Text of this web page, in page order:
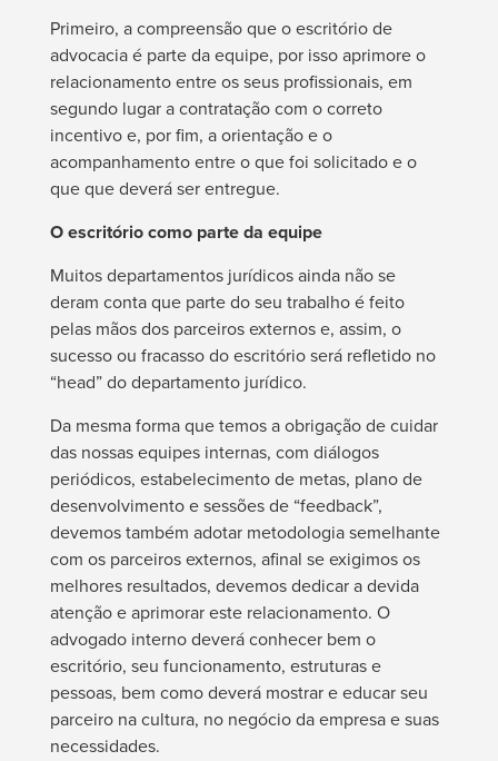
Primeiro, a compreensão que o escritório de
advocacia é parte da equipe, por isso aprimore o
relacionamento entre os seus profissionais, em
segundo lugar a contratação com o correto
incentivo e, por fim, a orientação e o
acompanhamento entre o que foi solicitado e o
que que deverá ser entregue.
O escritório como parte da equipe
Muitos departamentos jurídicos ainda não se
deram conta que parte do seu trabalho é feito
pelas mãos dos parceiros externos e, assim, o
sucesso ou fracasso do escritório será refletido no
“head” do departamento jurídico.
Da mesma forma que temos a obrigação de cuidar
das nossas equipes internas, com diálogos
periódicos, estabelecimento de metas, plano de
desenvolvimento e sessões de “feedback”,
devemos também adotar metodologia semelhante
com os parceiros externos, afinal se exigimos os
melhores resultados, devemos dedicar a devida
atenção e aprimorar este relacionamento. O
advogado interno deverá conhecer bem o
escritório, seu funcionamento, estruturas e
pessoas, bem como deverá mostrar e educar seu
parceiro na cultura, no negócio da empresa e suas
necessidades.